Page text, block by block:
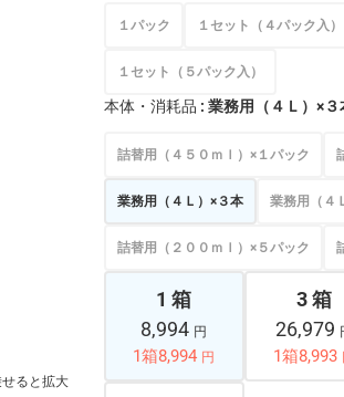
ると拡大
１パック １セット（４パック入）
１セット（５パック入）
本体・消耗品 : 業務用（４Ｌ）×３
詰替用（４５０ｍｌ）×１パック
業務用（４Ｌ）×３本 業務用（４
詰替用（２００ｍｌ）×５パック
1 箱
8,994 円
1箱8,994 円
3 箱
26,979
1箱8,993